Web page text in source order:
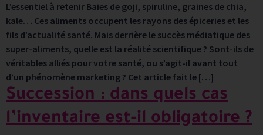
L’essentiel à retenir Baies de goji, spiruline, graines de chia,
kale… Ces aliments occupent les rayons des épiceries et les
fils d’actualité santé. Mais derrière le succès médiatique des
super-aliments, quelle est la réalité scientifique ? Sont-ils de
véritables alliés pour votre santé, ou s’agit-il avant tout
d’un phénomène marketing ? Cet article fait le […]
Succession : dans quels cas
l’inventaire est-il obligatoire ?